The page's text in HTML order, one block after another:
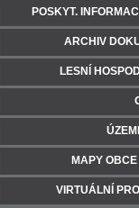
POSKYT.
ARCHIV
LESNÍ
MAPY
VIRTUÁLNÍ